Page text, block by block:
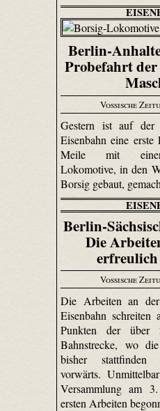
Berlin-
Probefahrt
Vossische
Gestern ist auf der
Eisenbahn eine
Meile mit einer
Lokomotive, in den
Borsig gebaut,
Berlin-
Die
Vossische
Die Arbeiten an der
Eisenbahn schreiten
Punkten der über
Bahnstrecke, wo
bisher stattfinden
vorwärts.
Versammlung am
ersten Arbeiten